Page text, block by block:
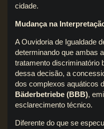
cidade.
Mudança na
A Ouvidoria de Igualdade
determinando que ambas
tratamento discriminatório
dessa decisão, a
dos complexos aquáticos
Bäderbetriebe (BBB),
esclarecimento técnico.
Diferente do que se